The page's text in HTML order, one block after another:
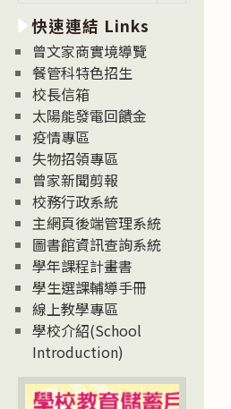
消
息
News
快速連結 Links
曾文家商實境導覽
餐管科特色招生
校長信箱
太陽能發電回饋金
疫情專區
失物招領專區
曾家新聞剪報
校務行政系統
主網頁後端管理系統
圖書館資訊查詢系統
學年課程計畫書
學生選課輔導手冊
線上教學專區
學校介紹(School
Introduction)